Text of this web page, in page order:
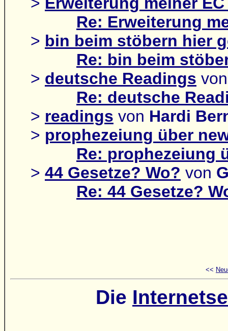
Re: Erweiterung
> bin beim stöbern hier
Re: bin beim
> deutsche Readings
Re: deutsche
> readings von Hardi
> prophezeiung über
Re: prophezeiung
> 44 Gesetze? Wo? von
Re: 44 Gesetze?
<<
Die